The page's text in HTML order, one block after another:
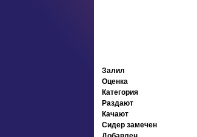
Залил
Оценка
Категория
Раздают
Качают
Сидер замечен